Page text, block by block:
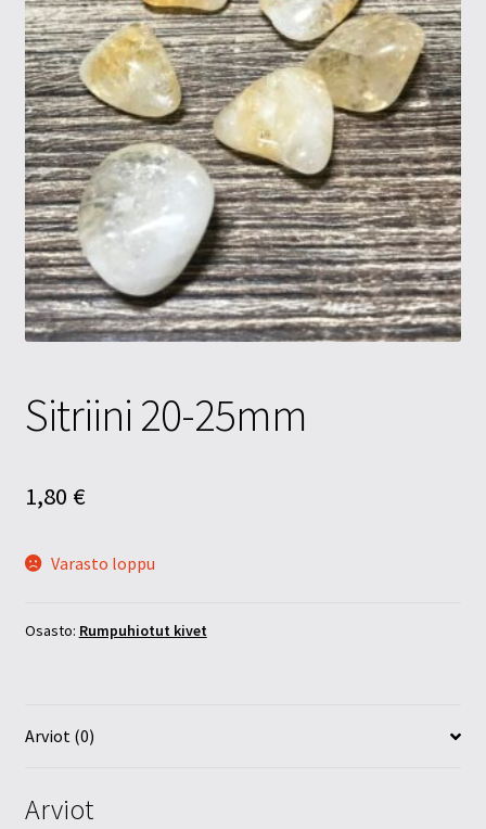
Tietosuojaseloste
Tuotteet
Yritysinfo
Sitriini 20-25mm
1,80 €
Varasto loppu
Osasto: Rumpuhiotut kivet
Arviot (0)
Arviot